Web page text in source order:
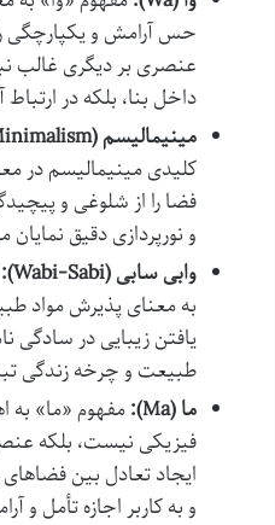
حس آرامش و یکپارچگی
عنصری بر دیگری غالب
داخل بنا، بلکه در
مینیمالیسم (Minimalism):
کلیدی مینیمالیسم در
فضا را از شلوغی و
و نورپردازی دقیق
وابی سابی (Wabi-Sabi):
به معنای پذیرش مواد
یافتن زیبایی در
طبیعت و چرخه زندگی
ما (Ma):
مفهوم «ما»
فیزیکی نیست، بلکه
ایجاد تعادل بین
و به کاربر اجازه تأمل و